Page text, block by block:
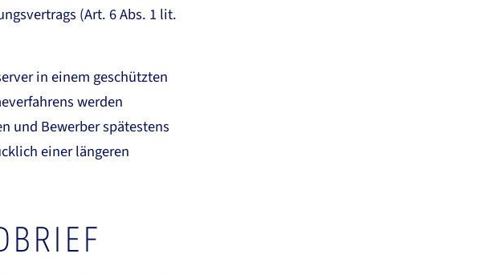
(Art. 6 Abs. 1 lit.
in einem geschützten
werden
und Bewerber spätestens
einer längeren